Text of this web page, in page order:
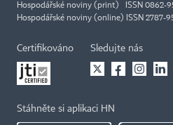
Hospodářské noviny (print) ISSN 0862-
Hospodářské noviny (online) ISSN 2787-
Certifikováno Sledujte nás
Stáhněte si aplikaci HN